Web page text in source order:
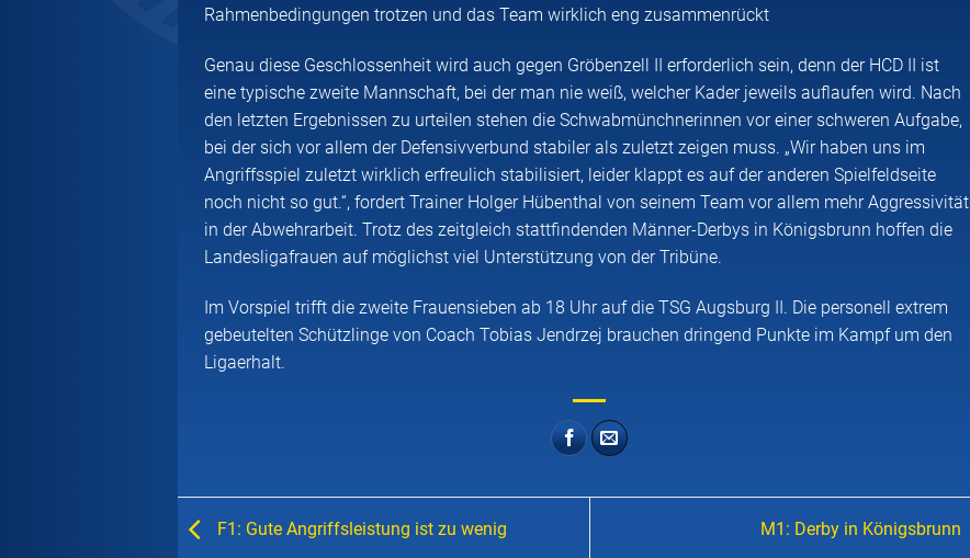
Rahmenbedingungen trotzen und das Team wirklich eng zusammenrückt
Genau diese Geschlossenheit wird auch gegen Gröbenzell II erforderlich sein, denn der HCD II ist
eine typische zweite Mannschaft, bei der man nie weiß, welcher Kader jeweils auflaufen wird. Nach
den letzten Ergebnissen zu urteilen stehen die Schwabmünchnerinnen vor einer schweren Aufgabe,
bei der sich vor allem der Defensivverbund stabiler als zuletzt zeigen muss. „Wir haben uns im
Angriffsspiel zuletzt wirklich erfreulich stabilisiert, leider klappt es auf der anderen Spielfeldseite
noch nicht so gut.“, fordert Trainer Holger Hübenthal von seinem Team vor allem mehr Aggressivität
in der Abwehrarbeit. Trotz des zeitgleich stattfindenden Männer-Derbys in Königsbrunn hoffen die
Landesligafrauen auf möglichst viel Unterstützung von der Tribüne.
Im Vorspiel trifft die zweite Frauensieben ab 18 Uhr auf die TSG Augsburg II. Die personell extrem
gebeutelten Schützlinge von Coach Tobias Jendrzej brauchen dringend Punkte im Kampf um den
Ligaerhalt.
F1: Gute Angriffsleistung ist zu wenig M1: Derby in Königsbrunn